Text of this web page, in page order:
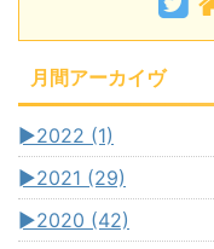
月間アーカイヴ
►2022 (1)
►2021 (29)
►2020 (42)